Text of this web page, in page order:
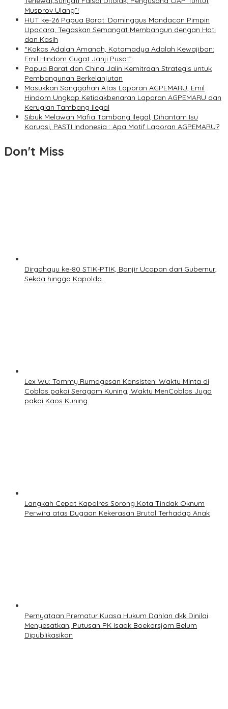
Musprov Ulang”!
HUT ke-26 Papua Barat: Dominggus Mandacan Pimpin
Upacara, Tegaskan Semangat Membangun dengan Hati
dan Kasih
“Kokas Adalah Amanah, Kotamadya Adalah Kewajiban:
Emil Hindom Gugat Janji Pusat”
Papua Barat dan China Jalin Kemitraan Strategis untuk
Pembangunan Berkelanjutan
Masukkan Sanggahan Atas Laporan AGPEMARU, Emil
Hindom Ungkap Ketidakbenaran Laporan AGPEMARU dan
Kerugian Tambang Ilegal
Sibuk Melawan Mafia Tambang Ilegal, Dihantam Isu
Korupsi, PASTI Indonesia : Apa Motif Laporan AGPEMARU?
Don't Miss
Dirgahayu ke-80 STIK-PTIK, Banjir Ucapan dari Gubernur,
Sekda hingga Kapolda.
Lex Wu: Tommy Rumagesan Konsisten! Waktu Minta di
Coblos pakai Seragam Kuning, Waktu MenCoblos Juga
pakai Kaos Kuning.
Langkah Cepat Kapolres Sorong Kota Tindak Oknum
Perwira atas Dugaan Kekerasan Brutal Terhadap Anak
Pernyataan Prematur Kuasa Hukum Dahlan dkk Dinilai
Menyesatkan, Putusan PK Isaak Boekorsjom Belum
Dipublikasikan